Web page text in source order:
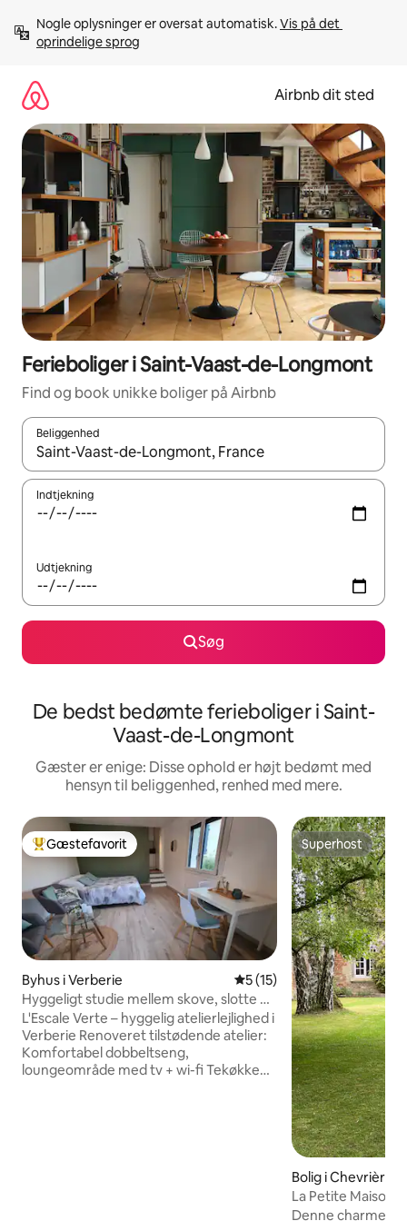
videre
Nogle oplysninger er oversat automatisk. Vis på det
oprindelige sprog
Airbnb dit sted
Ferieboliger i Saint-Vaast-de-Longmont
Find og book unikke boliger på Airbnb
Beliggenhed
Når resultaterne er tilgængelige, skal du navigere med
Indtjekning
Udtjekning
Søg
De bedst bedømte ferieboliger i Saint-
Vaast-de-Longmont
Gæster er enige: Disse ophold er højt bedømt med
hensyn til beliggenhed, renhed med mere.
Bedste gæstefavorit
Gæstefavorit
Byhus i Verberie 5 ud af 5 i gennemsnitlig
5 (15)
Hyggeligt studie mellem skove, slotte og
Parc Astérix
L'Escale Verte – hyggelig atelierlejlighed i
Verberie Renoveret tilstødende atelier:
Komfortabel dobbeltseng,
loungeområde med tv + wi-fi Tekøkken
Superhost
Superhost
Bolig i Chevrières
La Petite Maison
Denne charmerende 300